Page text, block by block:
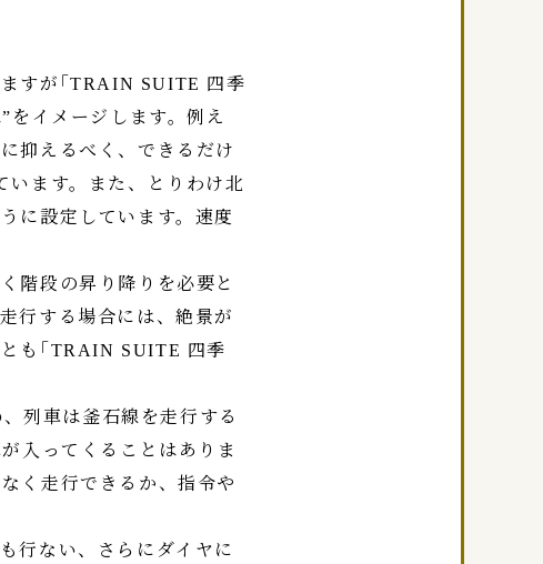
すが｢TRAIN SUITE 四季
をイメージします。例え
抑えるべく、できるだけ
います。また、とりわけ北
に設定しています。速度
階段の昇り降りを必要と
行する場合には、絶景が
も｢TRAIN SUITE 四季
列車は釜石線を走行する
入ってくることはありま
く走行できるか、指令や
行ない、さらにダイヤに